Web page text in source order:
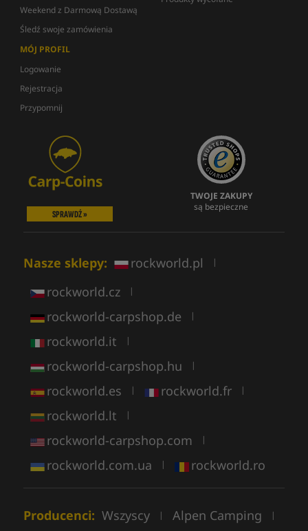
Weekend z Darmową Dostawą
Śledź swoje zamówienia
MÓJ PROFIL
Logowanie
Rejestracja
Przypomnij
SPRAWDŹ »
TWOJE ZAKUPY
są bezpieczne
Nasze sklepy: rockworld.pl |
rockworld.cz |
rockworld-carpshop.de |
rockworld.it |
rockworld-carpshop.hu |
rockworld.es | rockworld.fr |
rockworld.lt |
rockworld-carpshop.com |
rockworld.com.ua | rockworld.ro
Producenci: Wszyscy | Alpen Camping |